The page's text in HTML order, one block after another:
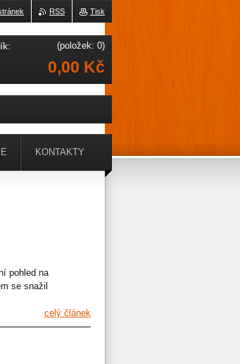
pohled na
se snažil
celý článek
KONTAKTY
Tisk
RSS
(položek: 0)
0,00 Kč